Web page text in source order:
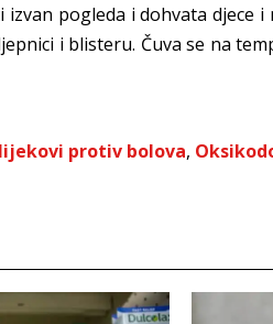
pogleda i dohvata djece
i blisteru. Čuva se na
lijekovi protiv bolova,